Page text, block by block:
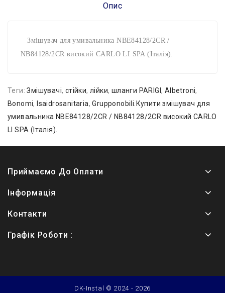
Опис
Змішувач для умивальника NBE84128/2CR /
NB84128/2CR високий CARLO LI SPA (Італія).
Теги:Змішувачі, стійки,лійки, шланги PARIGI, Albetroni,
Bonomi, Isaidrosanitaria,Grupponobili.Купити змішувач для
умивальника NBE84128/2CR / NB84128/2CR високий CARLO
LI SPA (Італія).
Приймаємо До Оплати
Інформація
Контакти
Графік Роботи :
DK-Instal © 2024 - 2026